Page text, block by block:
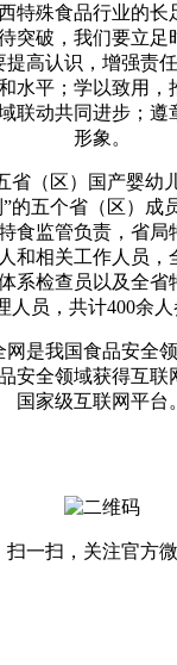
殊食品行业的长
突破，我们要立足
提高认识，增强责
水平；学以致用，
联动共同进步；遵
形象。
（区）国产婴幼
的五个省（区）成
食监管负责，省
和相关工作人员，
系检查员以及全省
人员，共计400余人
我国食品安全领
安全领域获得互联
国家级互联网平台。
扫一扫，关注官方